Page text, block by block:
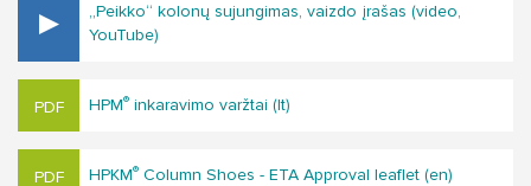
„Peikko“ kolonų sujungimas, vaizdo įrašas (video,
YouTube)
HPM® inkaravimo varžtai (lt)
HPKM® Column Shoes - ETA Approval leaflet (en)